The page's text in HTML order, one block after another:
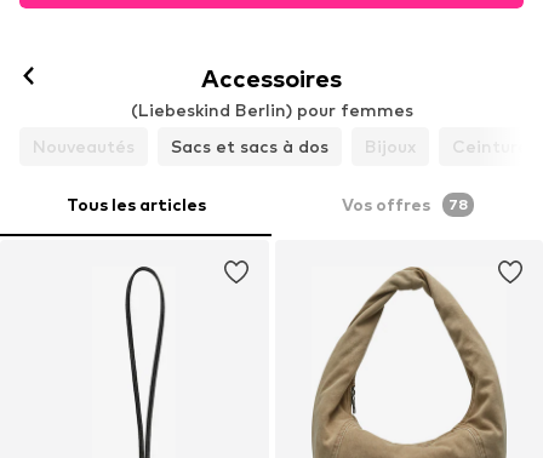
Accessoires
(Liebeskind Berlin) pour femmes
Nouveautés
Sacs et sacs à dos Bijoux Ceintures
Tous les articles Vos offres 78